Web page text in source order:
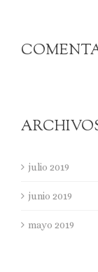
julio 2019
junio 2019
mayo 2019